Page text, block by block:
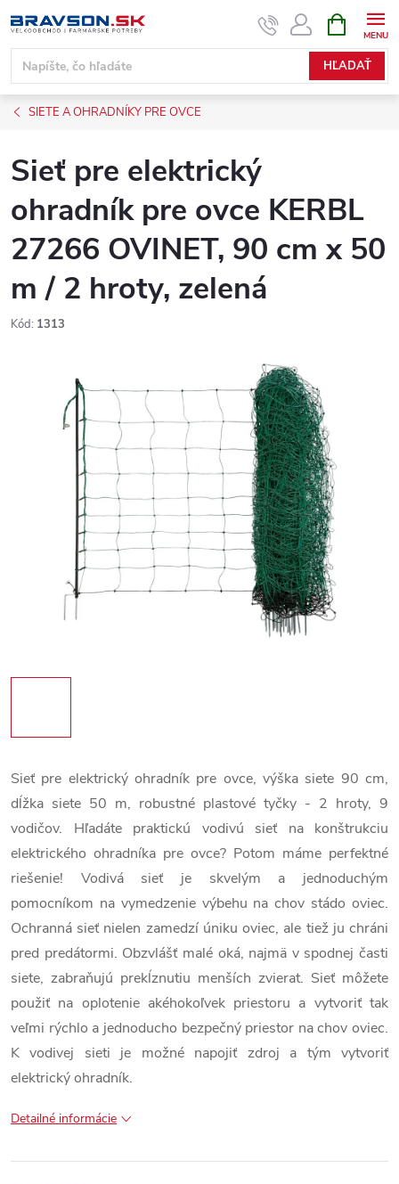
na
obsah
HĽADAŤ
KOŠÍK
SIETE A OHRADNÍKY PRE OVCE
Sieť pre elektrický
ohradník pre ovce KERBL
27266 OVINET, 90 cm x 50
m / 2 hroty, zelená
Kód: 1313
Sieť pre elektrický ohradník pre ovce, výška siete 90 cm,
dĺžka siete 50 m, robustné plastové tyčky - 2 hroty, 9
vodičov. Hľadáte praktickú vodivú sieť na konštrukciu
elektrického ohradníka pre ovce? Potom máme perfektné
riešenie! Vodivá sieť je skvelým a jednoduchým
pomocníkom na vymedzenie výbehu na chov stádo oviec.
Ochranná sieť nielen zamedzí úniku oviec, ale tiež ju chráni
pred predátormi. Obzvlášť malé oká, najmä v spodnej časti
siete, zabraňujú prekĺznutiu menších zvierat. Sieť môžete
použiť na oplotenie akéhokoľvek priestoru a vytvoriť tak
veľmi rýchlo a jednoducho bezpečný priestor na chov oviec.
K vodivej sieti je možné napojiť zdroj a tým vytvoriť
elektrický ohradník.
Detailné informácie